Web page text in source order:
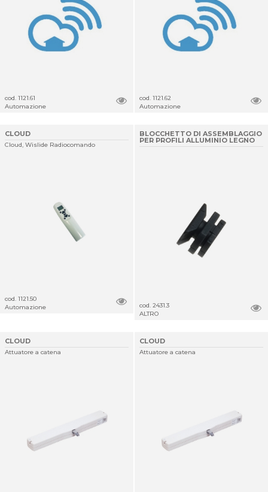
cod. 1121.61
Automazione
cod. 1121.62
Automazione
CLOUD
Cloud, Wislide Radiocomando
cod. 1121.50
Automazione
BLOCCHETTO DI ASSEMBLAGGIO
PER PROFILI ALLUMINIO LEGNO
cod. 2431.3
ALTRO
CLOUD
Attuatore a catena
CLOUD
Attuatore a catena